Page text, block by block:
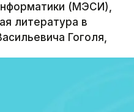
(МЭСИ),
литература в
Гоголя,